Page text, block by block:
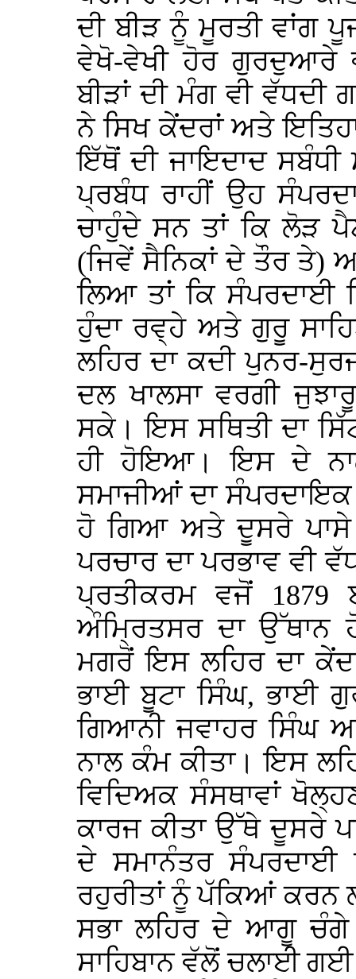
ਦੀ ਬੀੜ ਨੂੰ ਮੂਰਤੀ ਵਾਂਗ
ਵੇਖੋ-ਵੇਖੀ ਹੋਰ ਗੁਰਦੁਆਰੇ
ਬੀੜਾਂ ਦੀ ਮੰਗ ਵੀ
ਨੇ ਸਿਖ ਕੇਂਦਰਾਂ ਅਤੇ
ਇੱਥੋਂ ਦੀ ਜਾਇਦਾਦ
ਪ੍ਰਬੰਧ ਰਾਹੀਂ ਉਹ
ਚਾਹੁੰਦੇ ਸਨ ਤਾਂ ਕਿ ਲੋੜ
(ਜਿਵੇਂ ਸੈਨਿਕਾਂ ਦੇ ਤੌਰ ਤੇ)
ਲਿਆ ਤਾਂ ਕਿ ਸੰਪਰਦਾਈ
ਹੁੰਦਾ ਰਵ੍ਹੇ ਅਤੇ ਗੁਰੂ
ਲਹਿਰ ਦਾ ਕਦੀ ਪੁਨਰ-
ਦਲ ਖਾਲਸਾ ਵਰਗੀ
ਸਕੇ। ਇਸ ਸਥਿਤੀ ਦਾ
ਹੀ ਹੋਇਆ। ਇਸ ਦੇ
ਸਮਾਜੀਆਂ ਦਾ ਸੰਪਰਦਾਇਕ
ਹੋ ਗਿਆ ਅਤੇ ਦੂਸਰੇ
ਪਰਚਾਰ ਦਾ ਪਰਭਾਵ ਵੀ
ਪ੍ਰਤੀਕਰਮ ਵਜੋਂ 1879
ਅੰਮ੍ਰਿਤਸਰ ਦਾ
ਮਗਰੋਂ ਇਸ ਲਹਿਰ ਦਾ
ਭਾਈ ਬੂਟਾ ਸਿੰਘ, ਭਾਈ
ਗਿਆਨੀ ਜਵਾਹਰ ਸਿੰਘ
ਨਾਲ ਕੰਮ ਕੀਤਾ। ਇਸ
ਵਿਦਿਅਕ ਸੰਸਥਾਵਾਂ
ਕਾਰਜ ਕੀਤਾ ਉੱਥੇ ਦੂਸਰੇ
ਦੇ ਸਮਾਨੰਤਰ ਸੰਪਰਦਾਈ
ਰਹੁਰੀਤਾਂ ਨੂੰ ਪੱਕਿਆਂ ਕਰਨ
ਸਭਾ ਲਹਿਰ ਦੇ ਆਗੂ ਚੰਗੇ
ਸਾਹਿਬਾਨ ਵੱਲੋਂ ਚਲਾਈ